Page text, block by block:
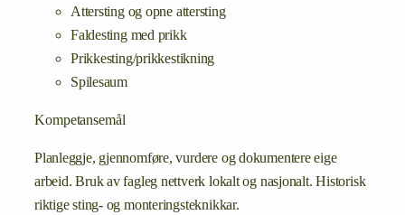
Attersting og opne attersting
Faldesting med prikk
Prikkesting/prikkestikning
Spilesaum
Kompetansemål
Planleggje, gjennomføre, vurdere og dokumentere eige
arbeid. Bruk av fagleg nettverk lokalt og nasjonalt. Historisk
riktige sting- og monteringsteknikkar.